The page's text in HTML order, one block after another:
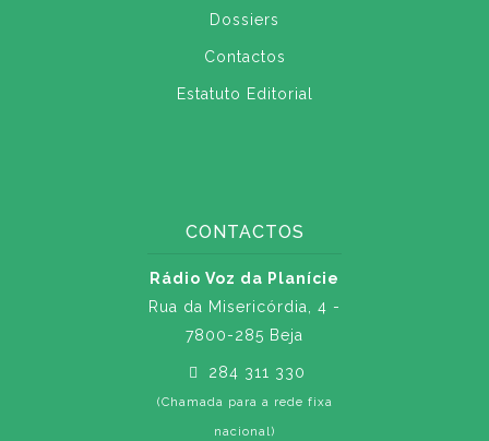
Dossiers
Contactos
Estatuto Editorial
CONTACTOS
Rádio Voz da Planície
Rua da Misericórdia, 4 -
7800-285 Beja
284 311 330
(Chamada para a rede fixa
nacional)